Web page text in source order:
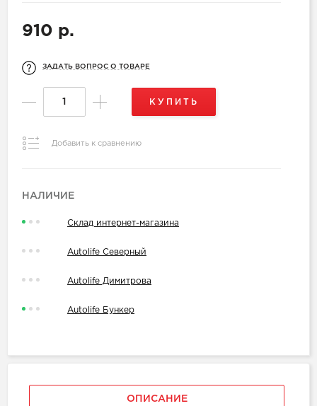
910 р.
ЗАДАТЬ ВОПРОС О ТОВАРЕ
КУПИТЬ
Добавить к сравнению
НАЛИЧИЕ
Склад интернет-магазина
Autolife Северный
Autolife Димитрова
Autolife Бункер
ОПИСАНИЕ